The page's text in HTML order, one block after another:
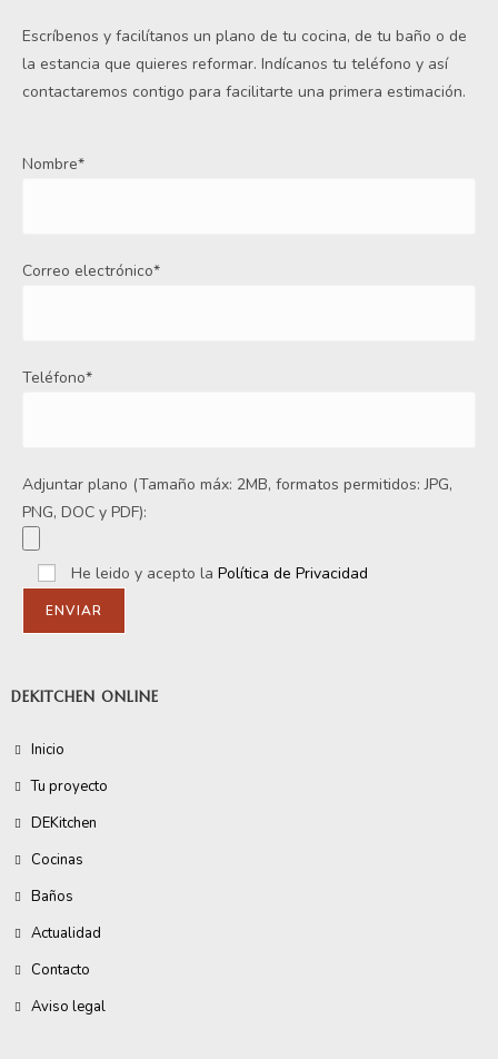
Escríbenos y facilítanos un plano de tu cocina, de tu baño o de
la estancia que quieres reformar. Indícanos tu teléfono y así
contactaremos contigo para facilitarte una primera estimación.
Nombre*
Correo electrónico*
Teléfono*
Adjuntar plano (Tamaño máx: 2MB, formatos permitidos: JPG,
PNG, DOC y PDF):
He leido y acepto la Política de Privacidad
DEKITCHEN ONLINE
Inicio
Tu proyecto
DEKitchen
Cocinas
Baños
Actualidad
Contacto
Aviso legal